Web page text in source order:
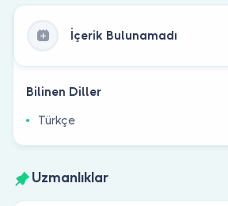
İçerik Bulunamadı
Bilinen Diller
Türkçe
Uzmanlıklar